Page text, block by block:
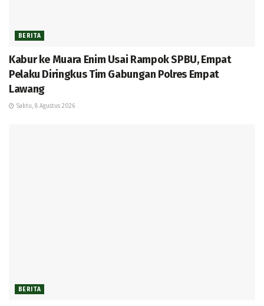
BERITA
Kabur ke Muara Enim Usai Rampok SPBU, Empat
Pelaku Diringkus Tim Gabungan Polres Empat
Lawang
Sabtu, 8 Agustus 2026
BERITA